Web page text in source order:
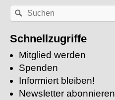
Nach
einem
suchen:
Suchen
Schnellzugriffe
Mitglied werden
Spenden
Informiert bleiben!
Newsletter abonnieren